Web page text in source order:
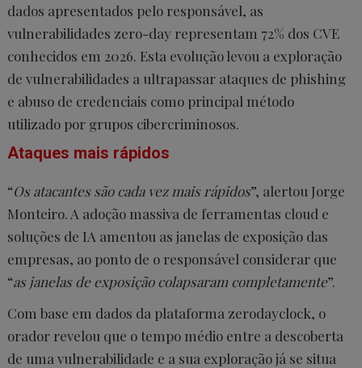
dados apresentados pelo responsável, as
vulnerabilidades zero-day representam 72% dos CVE
conhecidos em 2026. Esta evolução levou a exploração
de vulnerabilidades a ultrapassar ataques de phishing
e abuso de credenciais como principal método
utilizado por grupos cibercriminosos.
Ataques mais rápidos
“Os atacantes são cada vez mais rápidos”, alertou Jorge
Monteiro. A adoção massiva de ferramentas cloud e
soluções de IA amentou as janelas de exposição das
empresas, ao ponto de o responsável considerar que
“as janelas de exposição colapsaram completamente”.
Com base em dados da plataforma zerodayclock, o
orador revelou que o tempo médio entre a descoberta
de uma vulnerabilidade e a sua exploração já se situa